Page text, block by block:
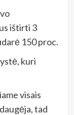
ištirti 3
150 proc.
kuri
visais
tad